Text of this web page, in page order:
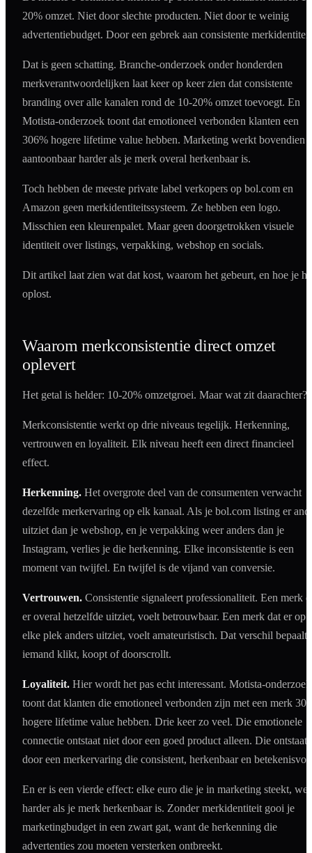
20% omzet. Niet door slechte producten. Niet door te weinig
advertentiebudget. Door een gebrek aan consistente
Dat is geen schatting. Branche-onderzoek onder honderden
merkverantwoordelijken laat keer op keer zien dat consistente
branding over alle kanalen rond de 10-20% omzet toevoegt. En
Motista-onderzoek toont dat emotioneel verbonden klanten een
306% hogere lifetime value hebben. Marketing werkt bovendien
aantoonbaar harder als je merk overal herkenbaar is.
Toch hebben de meeste private label verkopers op bol.com en
Amazon geen merkidentiteitssysteem. Ze hebben een logo.
Misschien een kleurenpalet. Maar geen doorgetrokken visuele
identiteit over listings, verpakking, webshop en socials.
Dit artikel laat zien wat dat kost, waarom het gebeurt, en hoe je
oplost.
Waarom merkconsistentie direct omzet
oplevert
Het getal is helder: 10-20% omzetgroei. Maar wat zit daarachter?
Merkconsistentie werkt op drie niveaus tegelijk. Herkenning,
vertrouwen en loyaliteit. Elk niveau heeft een direct financieel
effect.
Herkenning. Het overgrote deel van de consumenten verwacht
dezelfde merkervaring op elk kanaal. Als je bol.com listing er
uitziet dan je webshop, en je verpakking weer anders dan je
Instagram, verlies je die herkenning. Elke inconsistentie is een
moment van twijfel. En twijfel is de vijand van conversie.
Vertrouwen. Consistentie signaleert professionaliteit. Een merk
er overal hetzelfde uitziet, voelt betrouwbaar. Een merk dat er op
elke plek anders uitziet, voelt amateuristisch. Dat verschil bepaalt
iemand klikt, koopt of doorscrollt.
Loyaliteit. Hier wordt het pas echt interessant. Motista-onderzoek
toont dat klanten die emotioneel verbonden zijn met een merk
hogere lifetime value hebben. Drie keer zo veel. Die emotionele
connectie ontstaat niet door een goed product alleen. Die ontstaat
door een merkervaring die consistent, herkenbaar en betekenisvol
En er is een vierde effect: elke euro die je in marketing steekt,
harder als je merk herkenbaar is. Zonder merkidentiteit gooi je
marketingbudget in een zwart gat, want de herkenning die
advertenties zou moeten versterken ontbreekt.